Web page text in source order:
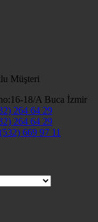
Müşteri
18/A Buca İzmir
264 64 29
264 64 29
669 97 11